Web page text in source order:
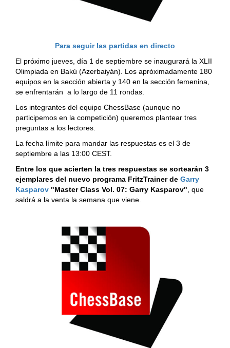
Para seguir las partidas en directo
El próximo jueves, día 1 de septiembre se inaugurará la XLII
Olimpiada en Bakú (Azerbaiyán). Los apróximadamente 180
equipos en la sección abierta y 140 en la sección femenina,
se enfrentarán a lo largo de 11 rondas.
Los integrantes del equipo ChessBase (aunque no
participemos en la competición) queremos plantear tres
preguntas a los lectores.
La fecha límite para mandar las respuestas es el 3 de
septiembre a las 13:00 CEST.
Entre los que acierten la tres respuestas se sortearán 3
ejemplares del nuevo programa FritzTrainer de Garry
Kasparov "Master Class Vol. 07: Garry Kasparov" , que
saldrá a la venta la semana que viene.